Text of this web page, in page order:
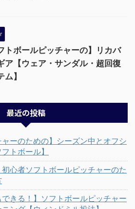
トボールピッチャーの】リカバ
ア【ウェア・サンダル・超回復
ム】
最近の投稿
ャーのための】シーズン中とオフシ
トボール】
初心者ソフトボールピッチャーのた
できる！】ソフトボールピッチャー